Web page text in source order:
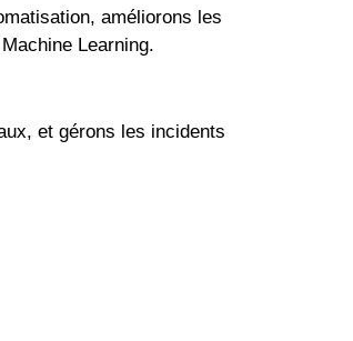
améliorons les
Learning.
et gérons les incidents